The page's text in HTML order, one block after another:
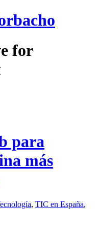
for
para
más
, TIC en España,